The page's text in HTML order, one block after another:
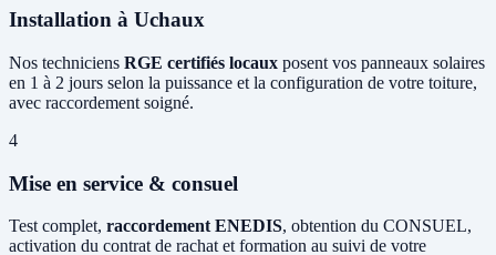
Installation à Uchaux
Nos techniciens RGE certifiés locaux posent vos panneaux solaires
en 1 à 2 jours selon la puissance et la configuration de votre toiture,
avec raccordement soigné.
4
Mise en service & consuel
Test complet, raccordement ENEDIS, obtention du CONSUEL,
activation du contrat de rachat et formation au suivi de votre